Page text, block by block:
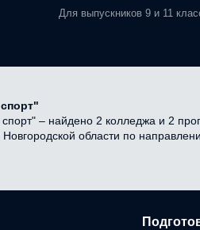
Для выпускников 9 и 11
– найдено 2 колледжа и 2
области по